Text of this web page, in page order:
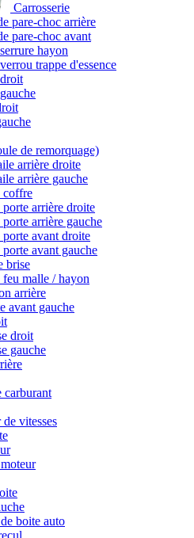
Carrosserie
pare-choc arrière
pare-choc avant
hayon
trappe d'essence
de remorquage)
arrière droite
arrière gauche
coffre
porte arrière droite
arrière gauche
porte avant droite
avant gauche
brise
feu malle / hayon
arrière
avant gauche
droit
gauche
carburant
vitesses
boite auto